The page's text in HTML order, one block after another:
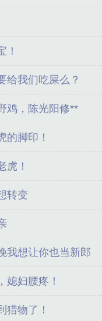
！
给我们吃屎么？
鸡，陈光阳修**
的脚印！
虎！
转变
我想让你也当新郎
媳妇腰疼！
猎物了！